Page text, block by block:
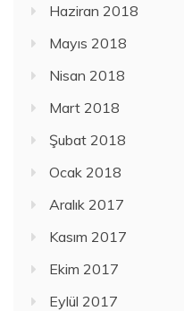
Haziran 2018
Mayıs 2018
Nisan 2018
Mart 2018
Şubat 2018
Ocak 2018
Aralık 2017
Kasım 2017
Ekim 2017
Eylül 2017